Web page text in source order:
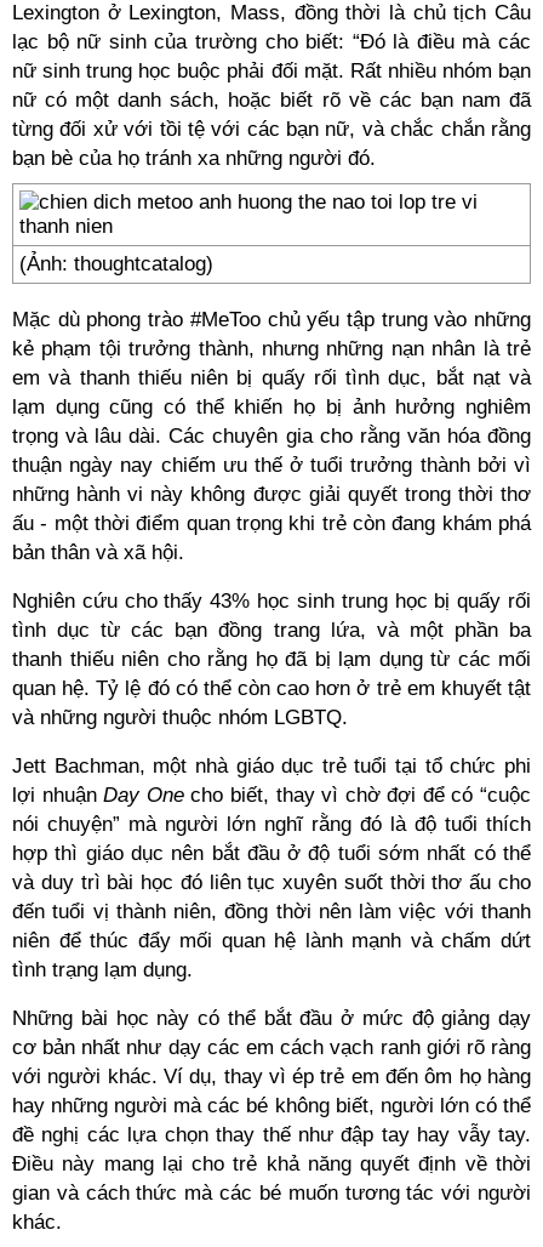
Lexington ở Lexington, Mass, đồng thời là chủ tịch Câu
lạc bộ nữ sinh của trường cho biết: “Đó là điều mà các
nữ sinh trung học buộc phải đối mặt. Rất nhiều nhóm bạn
nữ có một danh sách, hoặc biết rõ về các bạn nam đã
từng đối xử với tồi tệ với các bạn nữ, và chắc chắn rằng
bạn bè của họ tránh xa những người đó.
(Ảnh: thoughtcatalog)
Mặc dù phong trào #MeToo chủ yếu tập trung vào những
kẻ phạm tội trưởng thành, nhưng những nạn nhân là trẻ
em và thanh thiếu niên bị quấy rối tình dục, bắt nạt và
lạm dụng cũng có thể khiến họ bị ảnh hưởng nghiêm
trọng và lâu dài. Các chuyên gia cho rằng văn hóa đồng
thuận ngày nay chiếm ưu thế ở tuổi trưởng thành bởi vì
những hành vi này không được giải quyết trong thời thơ
ấu - một thời điểm quan trọng khi trẻ còn đang khám phá
bản thân và xã hội.
Nghiên cứu cho thấy 43% học sinh trung học bị quấy rối
tình dục từ các bạn đồng trang lứa, và một phần ba
thanh thiếu niên cho rằng họ đã bị lạm dụng từ các mối
quan hệ. Tỷ lệ đó có thể còn cao hơn ở trẻ em khuyết tật
và những người thuộc nhóm LGBTQ.
Jett Bachman, một nhà giáo dục trẻ tuổi tại tổ chức phi
lợi nhuậnDay Onecho biết, thay vì chờ đợi để có “cuộc
nói chuyện” mà người lớn nghĩ rằng đó là độ tuổi thích
hợp thì giáo dục nên bắt đầu ở độ tuổi sớm nhất có thể
và duy trì bài học đó liên tục xuyên suốt thời thơ ấu cho
đến tuổi vị thành niên, đồng thời nên làm việc với thanh
niên để thúc đẩy mối quan hệ lành mạnh và chấm dứt
tình trạng lạm dụng.
Những bài học này có thể bắt đầu ở mức độ giảng dạy
cơ bản nhất như dạy các em cách vạch ranh giới rõ ràng
với người khác. Ví dụ, thay vì ép trẻ em đến ôm họ hàng
hay những người mà các bé không biết, người lớn có thể
đề nghị các lựa chọn thay thế như đập tay hay vẫy tay.
Điều này mang lại cho trẻ khả năng quyết định về thời
gian và cách thức mà các bé muốn tương tác với người
khác.